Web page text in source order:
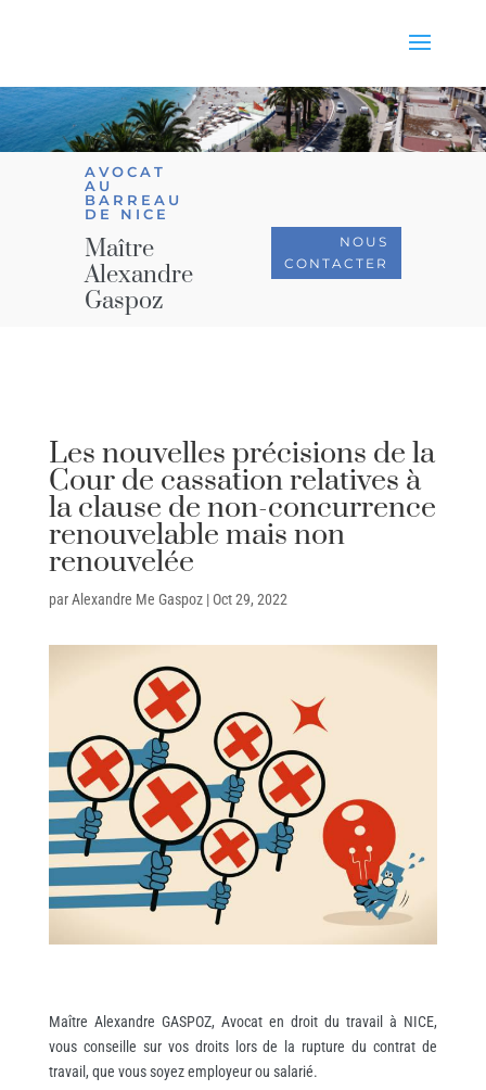
AVOCAT
AU
BARREAU
DE NICE
Maître
Alexandre
Gaspoz
NOUS
CONTACTER
Les nouvelles précisions de la
Cour de cassation relatives à
la clause de non-concurrence
renouvelable mais non
renouvelée
parAlexandre Me Gaspoz| Oct 29, 2022
Maître Alexandre GASPOZ, Avocat en droit du travail à NICE,
vous conseille sur vos droits lors de la rupture du contrat de
travail, que vous soyez employeur ou salarié.